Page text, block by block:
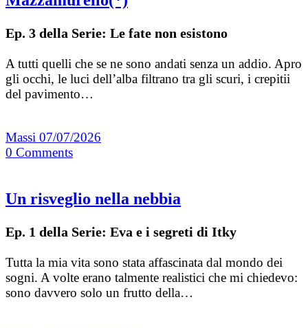
Ep. 3 della Serie: Le fate non esistono
A tutti quelli che se ne sono andati senza un addio. Apro
gli occhi, le luci dell’alba filtrano tra gli scuri, i crepitii
del pavimento…
Massi 07/07/2026
0 Comments
Un risveglio nella nebbia
Ep. 1 della Serie: Eva e i segreti di Itky
Tutta la mia vita sono stata affascinata dal mondo dei
sogni. A volte erano talmente realistici che mi chiedevo:
sono davvero solo un frutto della…